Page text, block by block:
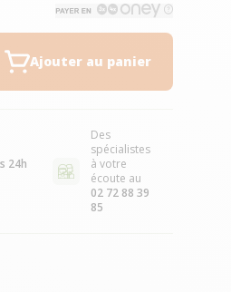
Ajouter au panier
24h
Des
spécialistes
à votre
écoute au
02 72 88 39
85